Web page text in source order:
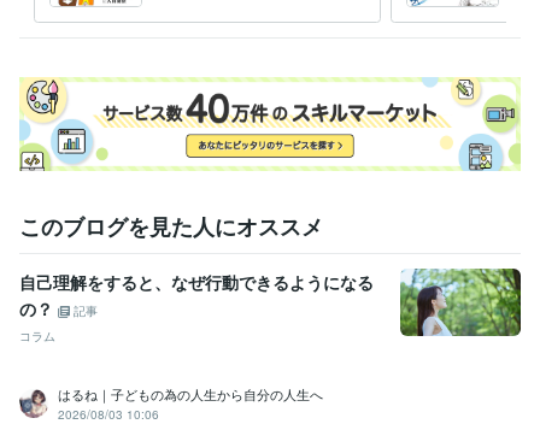
る！
いを
このブログを見た人にオススメ
自己理解をすると、なぜ行動できるようになる
の？
記事
コラム
はるね｜子どもの為の人生から自分の人生へ
2026/08/03 10:06